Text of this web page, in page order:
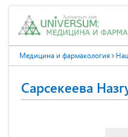
Медицина и фармакология
Сарсекеева